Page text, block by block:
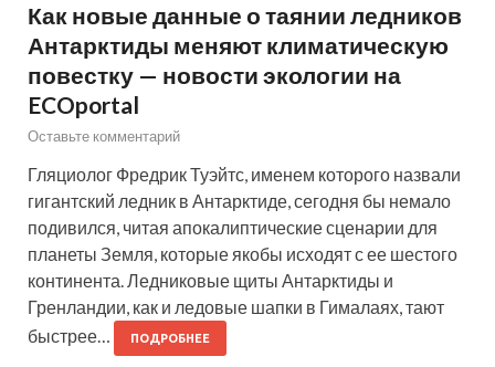
Как новые данные о таянии ледников
Антарктиды меняют климатическую
повестку — новости экологии на
ECOportal
Оставьте комментарий
Гляциолог Фредрик Туэйтс, именем которого назвали
гигантский ледник в Антарктиде, сегодня бы немало
подивился, читая апокалиптические сценарии для
планеты Земля, которые якобы исходят с ее шестого
континента. Ледниковые щиты Антарктиды и
Гренландии, как и ледовые шапки в Гималаях, тают
быстрее…
ПОДРОБНЕЕ